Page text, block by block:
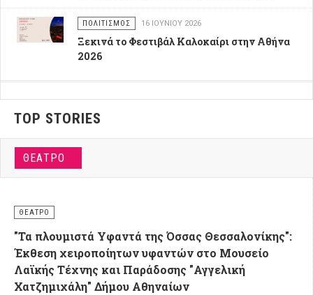
ΠΟΛΙΤΙΣΜΌΣ 16 ΙΟΥΝΊΟΥ 2026
Ξεκινά το Φεστιβάλ Καλοκαίρι στην Αθήνα
2026
TOP STORIES
ΘΈΑΤΡΟ
ΘΈΑΤΡΟ
"Τα πλουμιστά Υφαντά της Όσσας Θεσσαλονίκης":
Έκθεση χειροποίητων υφαντών στο Μουσείο
Λαϊκής Τέχνης και Παράδοσης "Αγγελική
Χατζημιχάλη" Δήμου Αθηναίων